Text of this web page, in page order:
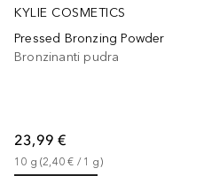
KYLIE COSMETICS
Pressed Bronzing Powder
Bronzinanti pudra
23,99 €
10 g (2,40 € / 1 g)